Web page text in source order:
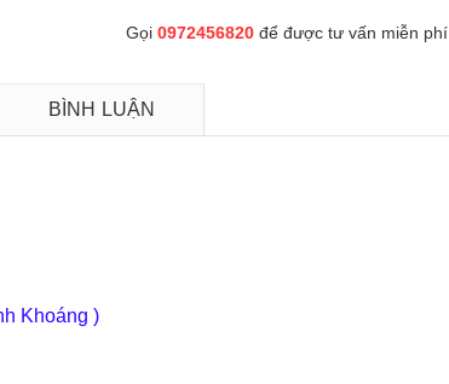
Gọi 0972456820để được tư vấn miễn phí
BÌNH LUẬN
Khoáng )